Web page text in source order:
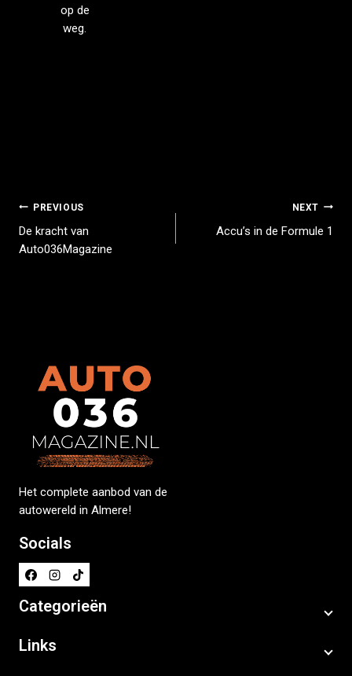
op de
weg.
PREVIOUS
De kracht van
Auto036Magazine
NEXT
Accu’s in de Formule 1
Het complete aanbod van de
autowereld in Almere!
Socials
Categorieën
Links